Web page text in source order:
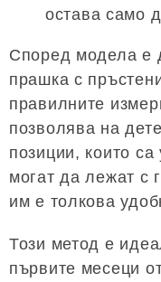
остава само
Според модела е
прашка с
правилните
позволява на
позиции, които
могат да лежат с
им е толкова
Този метод е
първите месеци